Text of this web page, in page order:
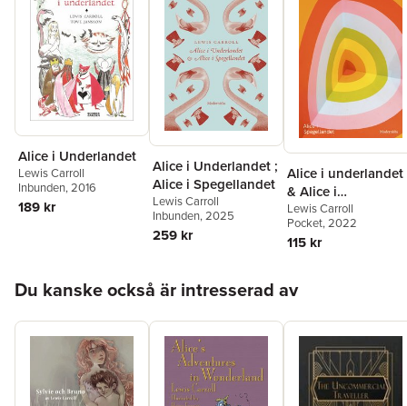
Alice i Underlandet
Lewis Carroll
Inbunden, 2016
189 kr
Alice i Underlandet ;
Alice i Spegellandet
Lewis Carroll
Inbunden, 2025
259 kr
Alice i underlandet
& Alice i
spegellandet
Lewis Carroll
Pocket, 2022
115 kr
Du kanske också är intresserad av